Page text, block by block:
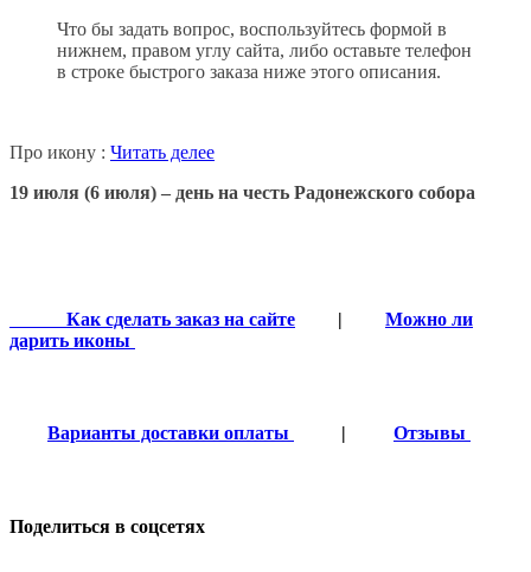
Что бы задать вопрос, воспользуйтесь формой в
нижнем, правом углу сайта, либо оставьте телефон
в строке быстрого заказа ниже этого описания.
Про икону : Читать делее
19 июля (6 июля) – день на честь Радонежского собора
Как сделать заказ на сайте | Можно ли
дарить иконы
Варианты доставки оплаты Отзывы
Поделиться в соцсетях